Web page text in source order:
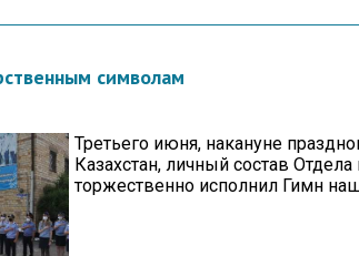
символам
Третьего июня, накануне
Казахстан, личный состав
торжественно исполнил Гимн